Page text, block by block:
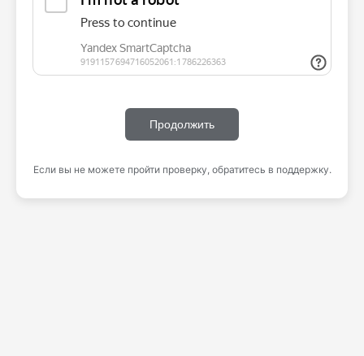
Продолжить
Если вы не можете пройти проверку, обратитесь в поддержку.